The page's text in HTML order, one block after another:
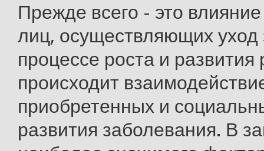
Прежде всего - это
лиц, осуществляющих уход
процессе роста и развития
происходит
приобретенных и
развития заболевания. В